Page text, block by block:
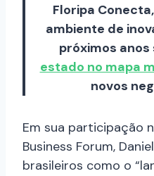
Floripa
ambiente de
próximos anos
estado no mapa
novos
Em sua participação
Business Forum,
brasileiros como o